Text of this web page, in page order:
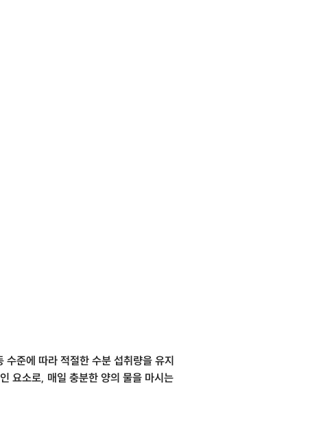
준에 따라 적절한 수분 섭취량을 유지
요소로, 매일 충분한 양의 물을 마시는